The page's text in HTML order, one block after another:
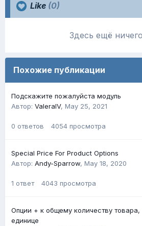
Like (0)
Здесь ещё
Похожие публикации
Подскажите пожалуйста модуль
Автор: ValeraIV, May 25, 2021
0 ответов 4054 просмотра
Special Price For Product Options
Автор: Andy-Sparrow, May 18, 2020
1 ответ 4043 просмотра
Опции + к общему количеству
единице